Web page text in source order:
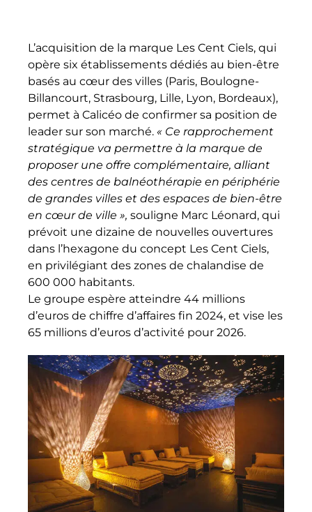
L’acquisition de la marque Les Cent Ciels, qui
opère six établissements dédiés au bien-être
basés au cœur des villes (Paris, Boulogne-
Billancourt, Strasbourg, Lille, Lyon, Bordeaux),
permet à Calicéo de confirmer sa position de
leader sur son marché. « Ce rapprochement
stratégique va permettre à la marque de
proposer une offre complémentaire, alliant
des centres de balnéothérapie en périphérie
de grandes villes et des espaces de bien-être
en cœur de ville », souligne Marc Léonard, qui
prévoit une dizaine de nouvelles ouvertures
dans l’hexagone du concept Les Cent Ciels,
en privilégiant des zones de chalandise de
600 000 habitants.
Le groupe espère atteindre 44 millions
d’euros de chiffre d’affaires fin 2024, et vise les
65 millions d’euros d’activité pour 2026.